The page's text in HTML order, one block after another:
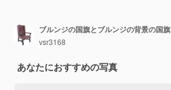
ブルンジの国旗とブルンジの背景の国旗
vsr3168
あなたにおすすめの写真